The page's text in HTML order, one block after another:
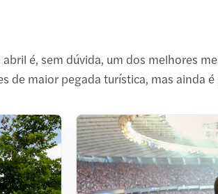
é, sem dúvida, um dos melhores
maior pegada turística, mas ainda